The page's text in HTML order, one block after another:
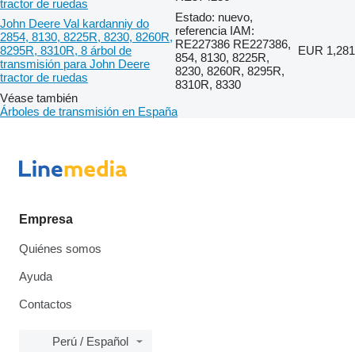
tractor de ruedas
John Deere Val kardanniy do
2854, 8130, 8225R, 8230, 8260R,
8295R, 8310R, 8 árbol de
transmisión para John Deere
tractor de ruedas
Estado: nuevo,
referencia IAM:
RE227386 RE227386,
854, 8130, 8225R,
8230, 8260R, 8295R,
8310R, 8330
EUR 1,281
Véase también
Árboles de transmisión en España
Empresa
Quiénes somos
Ayuda
Contactos
Perú / Español